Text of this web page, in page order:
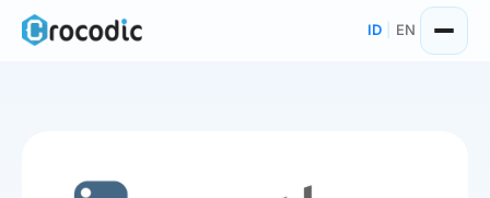
Skip
ID EN